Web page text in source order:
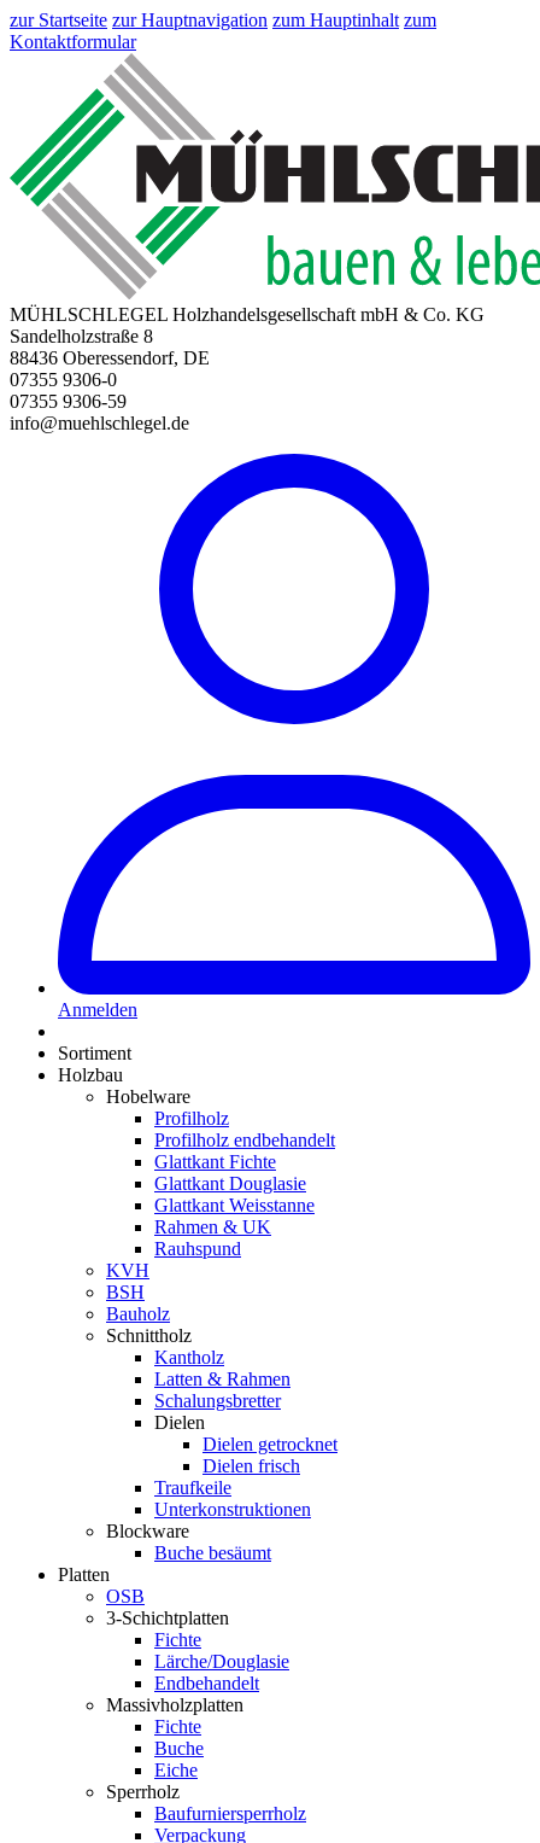
zur Startseite zur Hauptnavigation zum Hauptinhalt zum
Kontaktformular
MÜHLSCHLEGEL Holzhandelsgesellschaft mbH & Co. KG
Sandelholzstraße 8
88436 Oberessendorf, DE
07355 9306-0
07355 9306-59
info@muehlschlegel.de
Anmelden
Sortiment
Holzbau
Hobelware
Profilholz
Profilholz endbehandelt
Glattkant Fichte
Glattkant Douglasie
Glattkant Weisstanne
Rahmen & UK
Rauhspund
KVH
BSH
Bauholz
Schnittholz
Kantholz
Latten & Rahmen
Schalungsbretter
Dielen
Dielen getrocknet
Dielen frisch
Traufkeile
Unterkonstruktionen
Blockware
Buche besäumt
Platten
OSB
3-Schichtplatten
Fichte
Lärche/Douglasie
Endbehandelt
Massivholzplatten
Fichte
Buche
Eiche
Sperrholz
Baufurniersperrholz
Verpackung